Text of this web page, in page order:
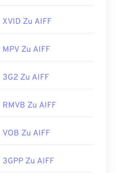
XVID Zu AIFF
MPV Zu AIFF
3G2 Zu AIFF
RMVB Zu AIFF
VOB Zu AIFF
3GPP Zu AIFF